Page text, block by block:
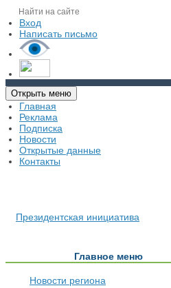
Вход
Написать письмо
Открыть меню
Главная
Реклама
Подписка
Новости
Открытые данные
Контакты
Президентская инициатива
Главное меню
Новости региона